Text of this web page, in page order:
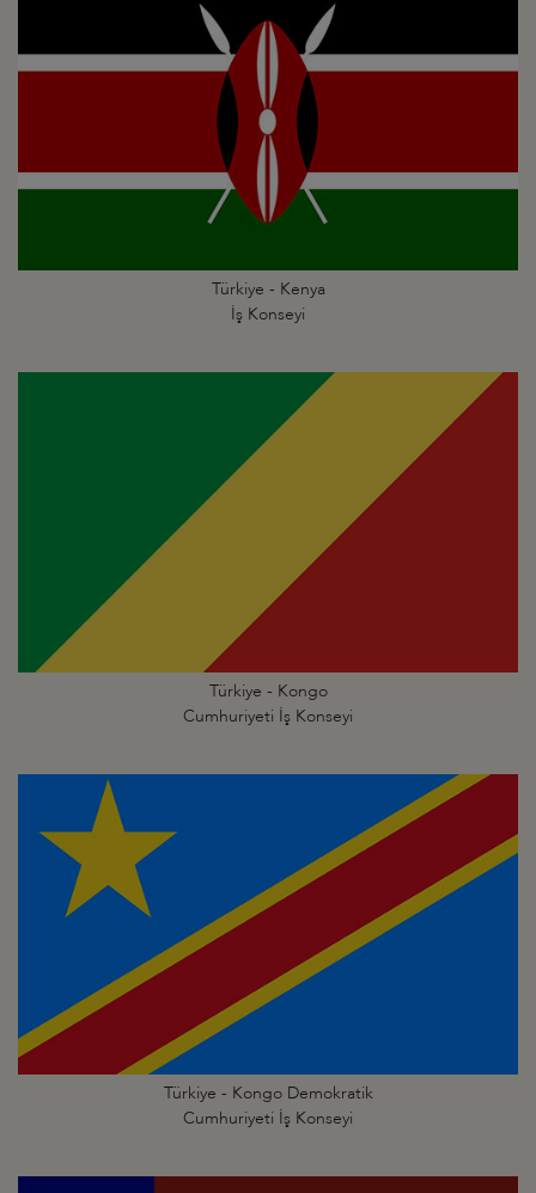
Türkiye - Kenya
İş Konseyi
Türkiye - Kongo
Cumhuriyeti İş Konseyi
Türkiye - Kongo Demokratik
Cumhuriyeti İş Konseyi